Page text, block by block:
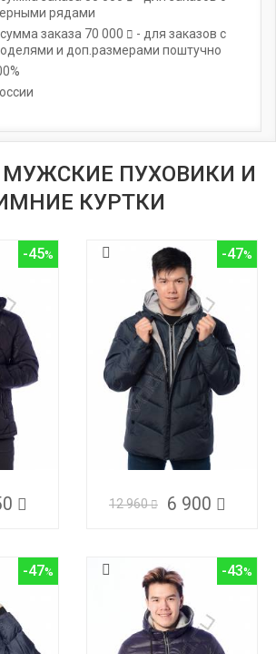
рядами
заказа 70 000
- для заказов с
и доп.размерами поштучно
ПУХОВИКИ И
КУРТКИ
-45 -47
12 960 6 900
-47 -43